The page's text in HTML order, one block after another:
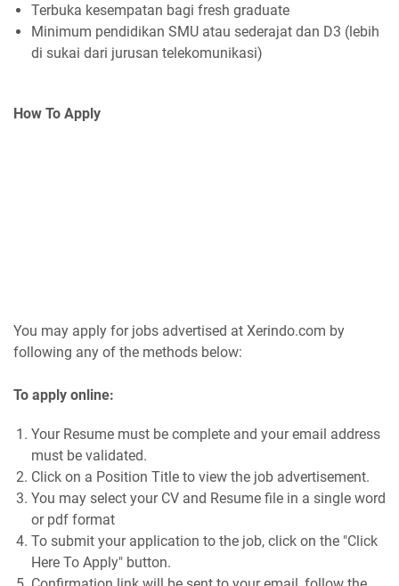
Terbuka kesempatan bagi fresh graduate
Minimum pendidikan SMU atau sederajat dan D3 (lebih
di sukai dari jurusan telekomunikasi)
How To Apply
You may apply for jobs advertised at Xerindo.com by
following any of the methods below:
To apply online:
Your Resume must be complete and your email address
must be validated.
Click on a Position Title to view the job advertisement.
You may select your CV and Resume file in a single word
or pdf format
To submit your application to the job, click on the "Click
Here To Apply" button.